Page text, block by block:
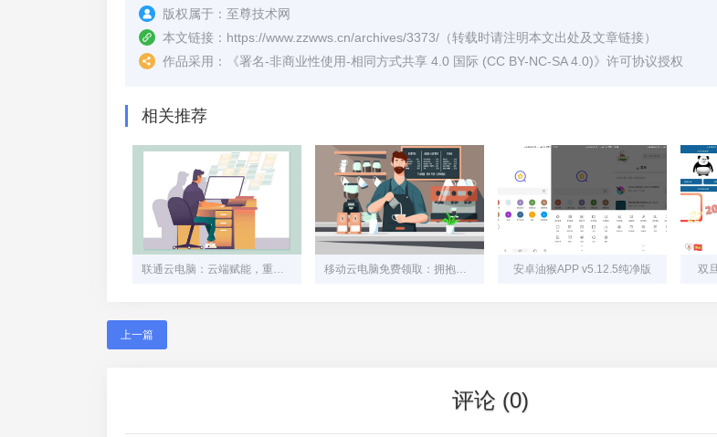
版权属于： 至尊技术网
本文链接： https://www.zzwws.cn/archives/3373/ （转载时请注明本文出处及文章链接）
作品采用：
《署名-非商业性使用-相同方式共享 4.0 国际 (CC BY-NC-SA 4.0)》许可协议授权
相关推荐
联通云电脑：云端赋能，重塑计算新边界 移动云电脑免费领取：拥抱未来，从云端启航 安卓油猴APP v5.12.5纯净版 双
上一篇
评论 (0)